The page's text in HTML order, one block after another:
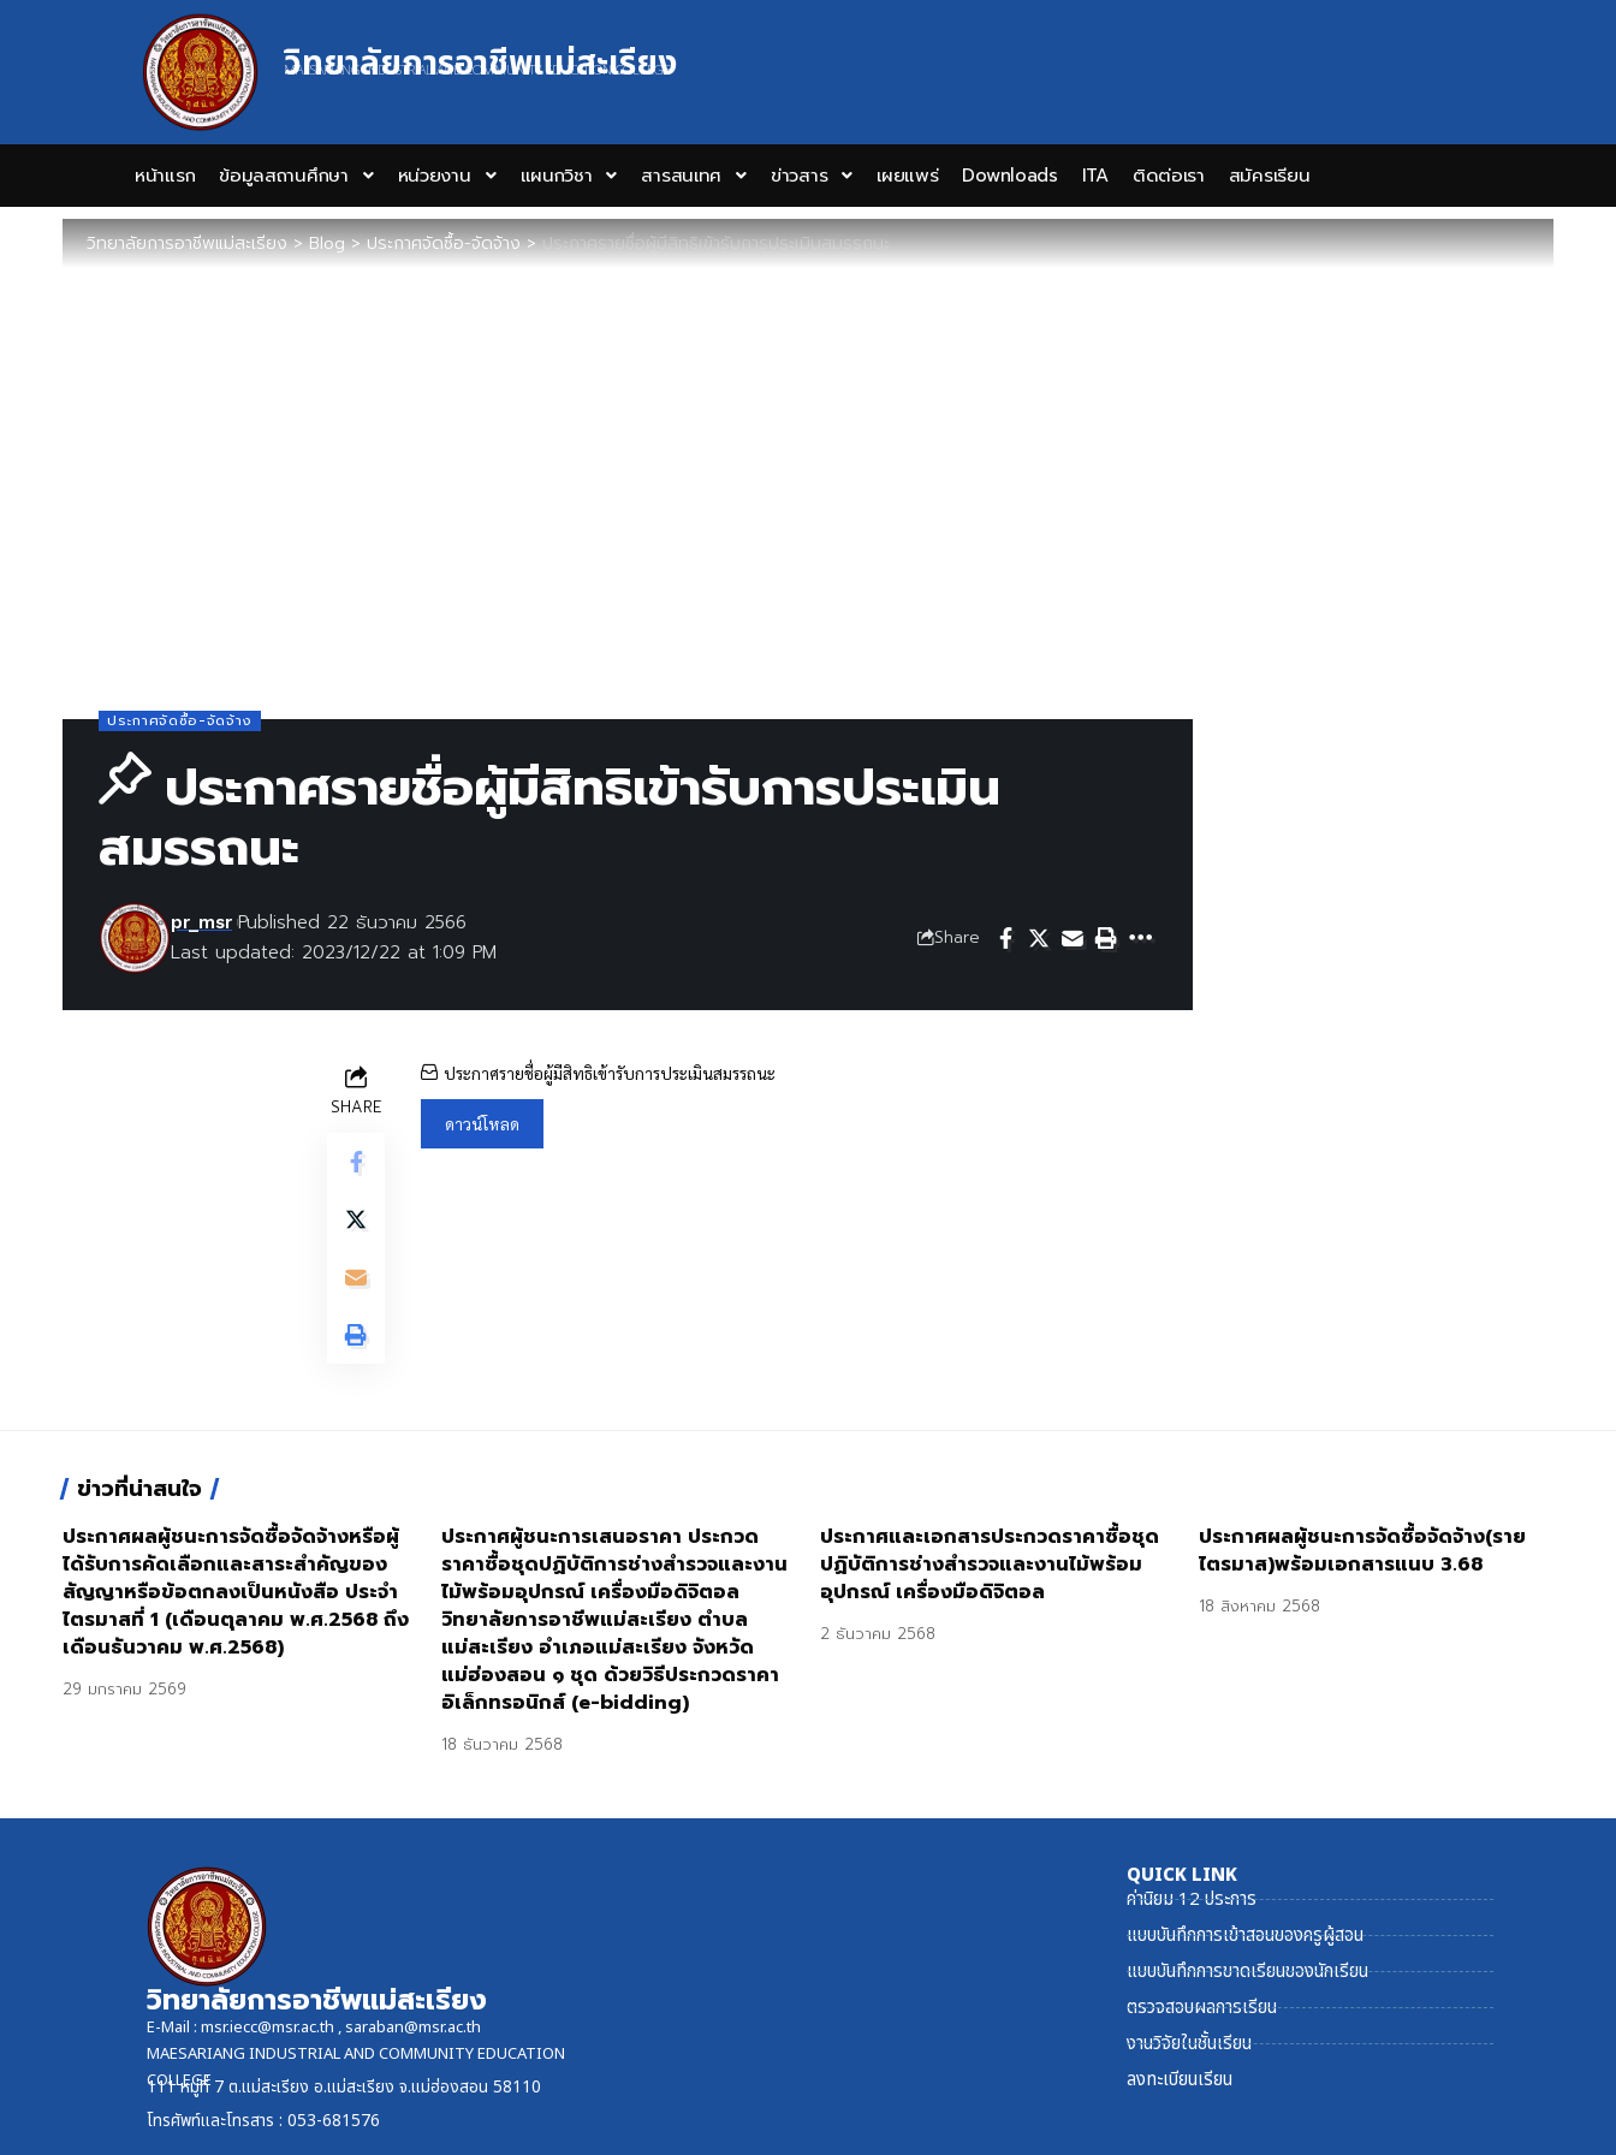
วิทยาลัยการอาชีพแม่สะเรียง
MAESARIANG INDUSTRIAL AND COMMUNITY EDUCATION COLLEGE
หน้าแรก ข้อมูลสถานศึกษา หน่วยงาน แผนกวิชา สารสนเทศ ข่าวสาร เผยแพร่ Downloads ITA ติดต่อเรา สมัครเรียน
วิทยาลัยการอาชีพแม่สะเรียง>Blog>ประกาศจัดซื้อ-จัดจ้าง>ประกาศรายชื่อผู้มีสิทธิเข้ารับการประเมินสมรรถนะ
ประกาศจัดซื้อ-จัดจ้าง
ประกาศรายชื่อผู้มีสิทธิเข้ารับการประเมิน
สมรรถนะ
Last updated: 2023/12/22 at 1:09 PM
pr_msr Published 22 ธันวาคม 2566
Share
SHARE
ประกาศรายชื่อผู้มีสิทธิเข้ารับการประเมินสมรรถนะ
ดาวน์โหลด
ข่าวที่น่าสนใจ
ประกาศผลผู้ชนะการจัดซื้อจัดจ้างหรือผู้
ได้รับการคัดเลือกและสาระสำคัญของ
สัญญาหรือข้อตกลงเป็นหนังสือ ประจำ
ไตรมาสที่ 1 (เดือนตุลาคม พ.ศ.2568 ถึง
เดือนธันวาคม พ.ศ.2568)
29 มกราคม 2569
ประกาศผู้ชนะการเสนอราคา ประกวด
ราคาซื้อชุดปฏิบัติการช่างสำรวจและงาน
ไม้พร้อมอุปกรณ์ เครื่องมือดิจิตอล
วิทยาลัยการอาชีพแม่สะเรียง ตําบล
แม่สะเรียง อําเภอแม่สะเรียง จังหวัด
แม่ฮ่องสอน ๑ ชุด ด้วยวิธีประกวดราคา
อิเล็กทรอนิกส์ (e-bidding)
18 ธันวาคม 2568
ประกาศและเอกสารประกวดราคาซื้อชุด
ปฏิบัติการช่างสำรวจและงานไม้พร้อม
อุปกรณ์ เครื่องมือดิจิตอล
2 ธันวาคม 2568
ประกาศผลผู้ชนะการจัดซื้อจัดจ้าง(ราย
ไตรมาส)พร้อมเอกสารแนบ 3.68
18 สิงหาคม 2568
วิทยาลัยการอาชีพแม่สะเรียง
E-Mail : msr.iecc@msr.ac.th ,saraban@msr.ac.th
MAESARIANG INDUSTRIAL AND COMMUNITY EDUCATION
COLLEGE
111 หมู่ที่ 7 ต.แม่สะเรียง อ.แม่สะเรียง จ.แม่ฮ่องสอน 58110
โทรศัพท์และโทรสาร : 053-681576
QUICK LINK
ค่านิยม 12 ประการ
แบบบันทึกการเข้าสอนของครูผู้สอน
แบบบันทึกการขาดเรียนของนักเรียน
ตรวจสอบผลการเรียน
งานวิจัยในชั้นเรียน
ลงทะเบียนเรียน